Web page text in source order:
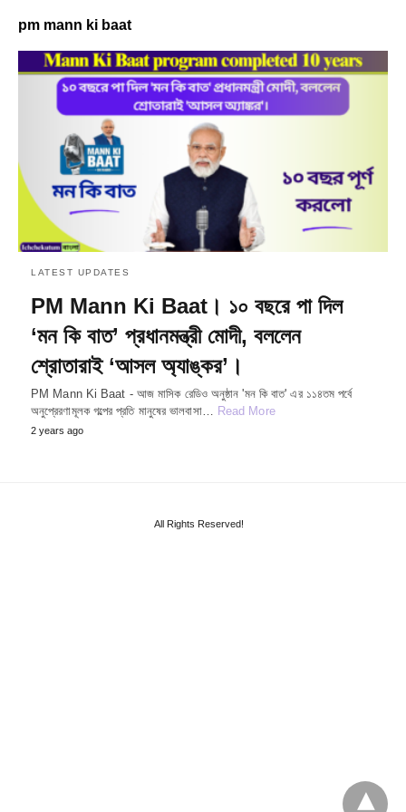
pm mann ki baat
LATEST UPDATES
PM Mann Ki Baat। ১০ বছরে পা দিল
‘মন কি বাত’ প্রধানমন্ত্রী মোদী, বললেন
শ্রোতারাই ‘আসল অ্যাঙ্কর’।
PM Mann Ki Baat - আজ মাসিক রেডিও অনুষ্ঠান 'মন কি বাত' এর ১১৪তম পর্বে
অনুপ্রেরণামূলক গল্পের প্রতি মানুষের ভালবাসা… Read More
2 years ago
All Rights Reserved!